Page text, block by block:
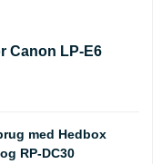
Canon LP-E6
med Hedbox
RP-DC30